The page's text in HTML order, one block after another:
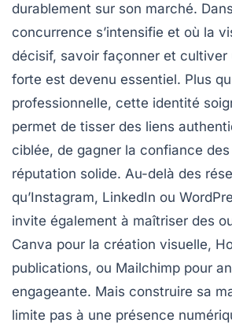
durablement sur son marché.
concurrence s’intensifie et où la
décisif, savoir façonner et cultiver
forte est devenu essentiel. Plus
professionnelle, cette identité
permet de tisser des liens
ciblée, de gagner la confiance
réputation solide. Au-delà des
qu’Instagram, LinkedIn ou
invite également à maîtriser des
Canva pour la création visuelle,
publications, ou Mailchimp pour
engageante. Mais construire sa
limite pas à une présence